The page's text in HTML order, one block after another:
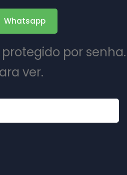
Whatsapp
por senha.
ver.